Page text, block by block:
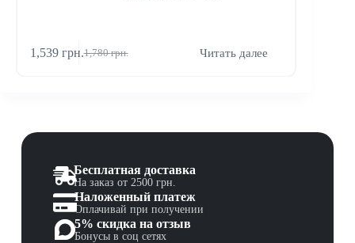
1,780грн.
1,539 грн. Читать далее
Бесплатная доставка
На заказ от 2500 грн.
Наложенный платеж
Оплачивай при получении
5% скидка на отзыв
Бонусы в соц сетях